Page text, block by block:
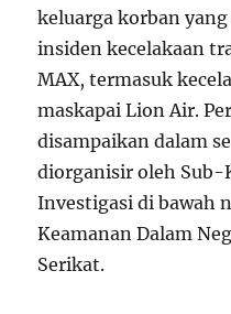
keluarga korban
insiden kecelakaan
MAX, termasuk
maskapai Lion Air.
disampaikan dalam
diorganisir oleh
Investigasi di bawah
Keamanan Dalam
Serikat.